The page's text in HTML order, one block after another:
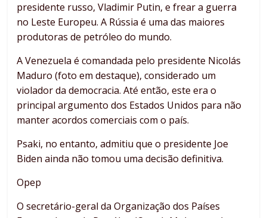
presidente russo, Vladimir Putin, e frear a guerra
no Leste Europeu. A Rússia é uma das maiores
produtoras de petróleo do mundo.
A Venezuela é comandada pelo presidente Nicolás
Maduro (foto em destaque), considerado um
violador da democracia. Até então, este era o
principal argumento dos Estados Unidos para não
manter acordos comerciais com o país.
Psaki, no entanto, admitiu que o presidente Joe
Biden ainda não tomou uma decisão definitiva.
Opep
O secretário-geral da Organização dos Países